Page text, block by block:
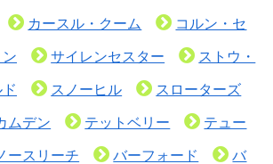
カースル・クーム コルン・セ
サイレンセスター ストウ・
スノーヒル スローターズ
ムデン テットベリー テュー
ースリーチ バーフォード バ